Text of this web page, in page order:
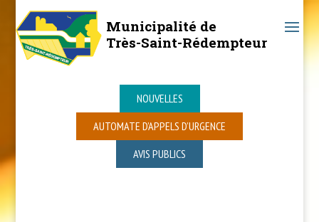
Municipalité de
Très-Saint-Rédempteur
NOUVELLES
AUTOMATE D’APPELS D’URGENCE
AVIS PUBLICS